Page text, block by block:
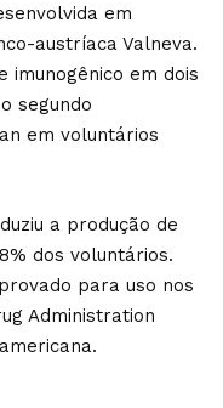
em
austríaca Valneva.
imunogênico em dois
segundo
em voluntários
a produção de
dos voluntários.
para uso nos
Administration